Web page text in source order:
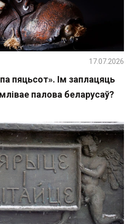
пяцьсот». Ім заплацяць
палова беларусаў?
17.07.2026